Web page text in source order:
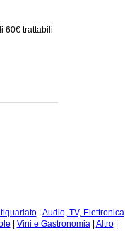
60€ trattabili
| Audio, TV, Elettronica
Vini e Gastronomia| Altro|